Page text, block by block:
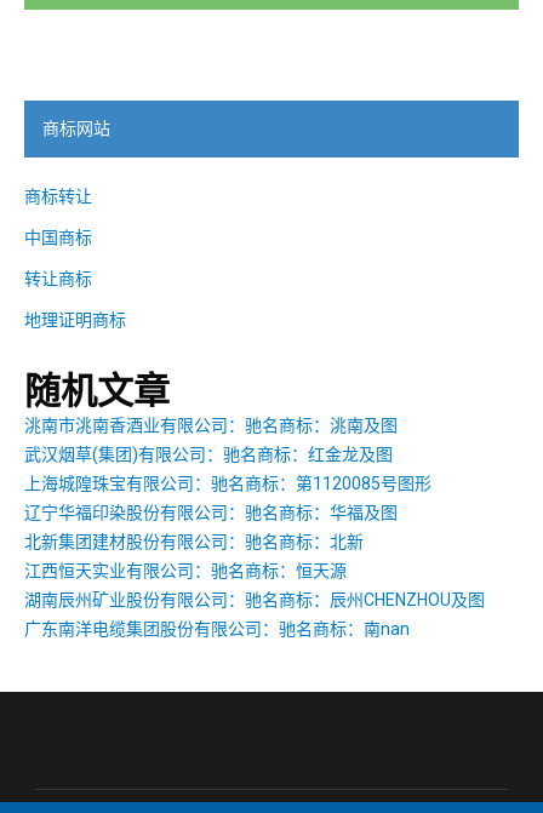
商标网站
商标转让
中国商标
转让商标
地理证明商标
随机文章
洮南市洮南香酒业有限公司：驰名商标：洮南及图
武汉烟草(集团)有限公司：驰名商标：红金龙及图
上海城隍珠宝有限公司：驰名商标：第1120085号图形
辽宁华福印染股份有限公司：驰名商标：华福及图
北新集团建材股份有限公司：驰名商标：北新
江西恒天实业有限公司：驰名商标：恒天源
湖南辰州矿业股份有限公司：驰名商标：辰州CHENZHOU及图
广东南洋电缆集团股份有限公司：驰名商标：南nan